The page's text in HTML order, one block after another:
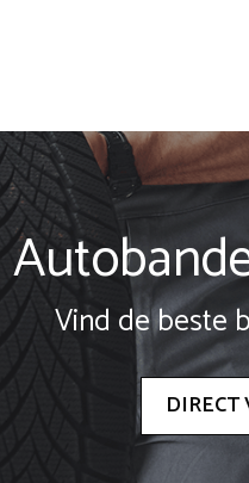
Vind de beste
DIRECT